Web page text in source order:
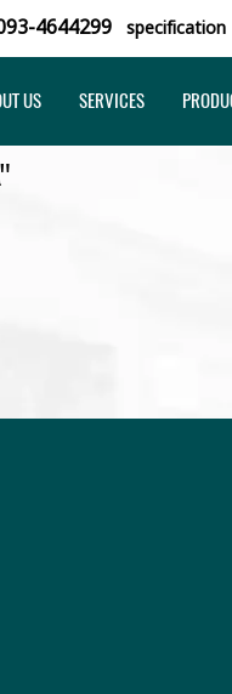
4644299 specification
US SERVICES